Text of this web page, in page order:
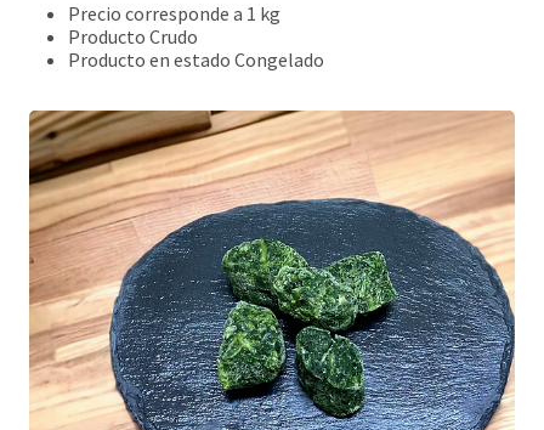
Precio corresponde a 1 kg
Producto Crudo
Producto en estado Congelado